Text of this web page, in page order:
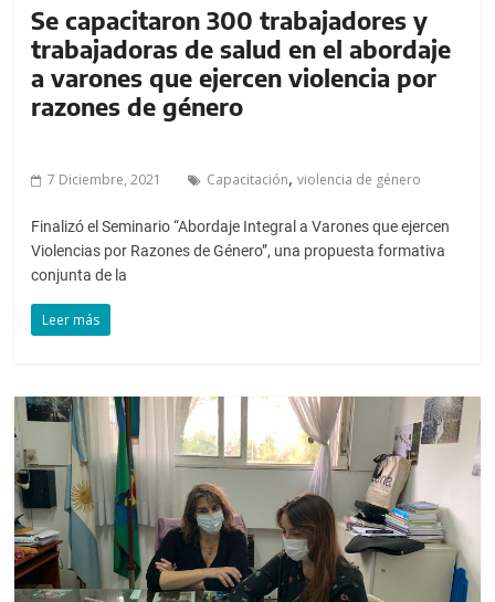
Se capacitaron 300 trabajadores y
trabajadoras de salud en el abordaje
a varones que ejercen violencia por
razones de género
7 Diciembre, 2021 Capacitación,violencia de género
Finalizó el Seminario “Abordaje Integral a Varones que ejercen
Violencias por Razones de Género”, una propuesta formativa
conjunta de la
Leer más